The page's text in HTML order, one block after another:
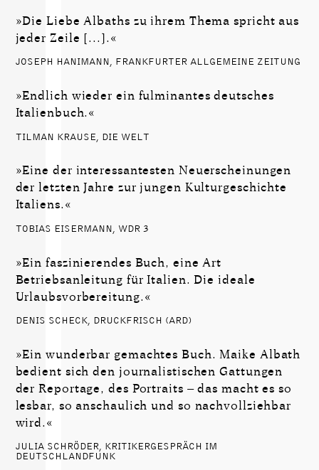
»Die Liebe Albaths zu ihrem Thema spricht aus
jeder Zeile [...].«
JOSEPH HANIMANN, FRANKFURTER ALLGEMEINE ZEITUNG
»Endlich wieder ein fulminantes deutsches
Italienbuch.«
TILMAN KRAUSE, DIE WELT
»Eine der interessantesten Neuerscheinungen
der letzten Jahre zur jungen Kulturgeschichte
Italiens.«
TOBIAS EISERMANN, WDR 3
»Ein faszinierendes Buch, eine Art
Betriebsanleitung für Italien. Die ideale
Urlaubsvorbereitung.«
DENIS SCHECK, DRUCKFRISCH (ARD)
»Ein wunderbar gemachtes Buch. Maike Albath
bedient sich den journalistischen Gattungen
der Reportage, des Portraits – das macht es so
lesbar, so anschaulich und so nachvollziehbar
wird.«
JULIA SCHRÖDER, KRITIKERGESPRÄCH IM
DEUTSCHLANDFUNK